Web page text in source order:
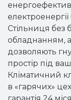
Стільниця без
обладнанням,
дозволяють
простір під
Кліматичний
в «гарячих»